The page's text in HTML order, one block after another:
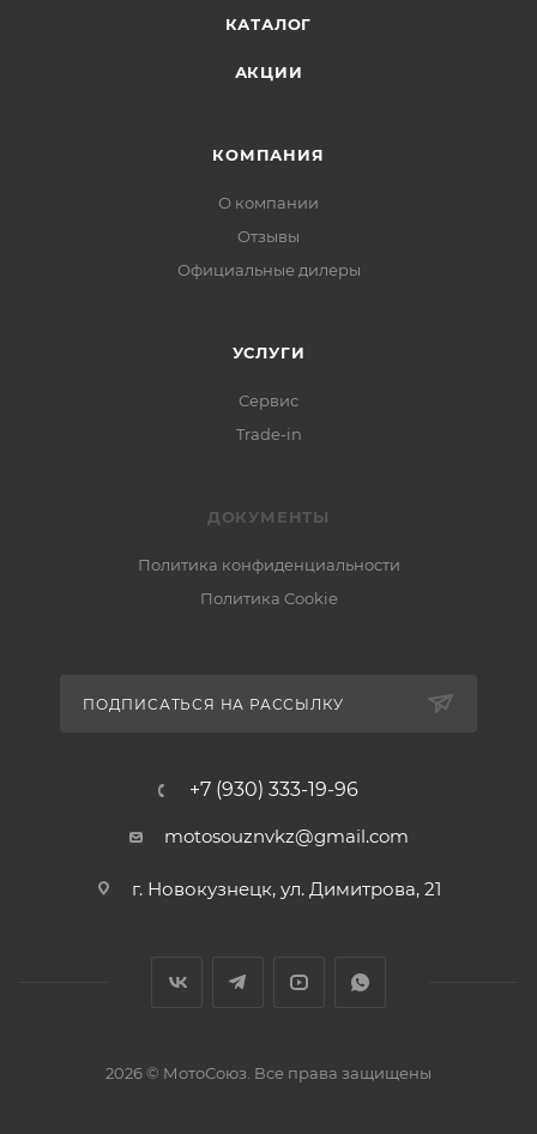
КАТАЛОГ
АКЦИИ
КОМПАНИЯ
О компании
Отзывы
Официальные дилеры
УСЛУГИ
Сервис
Trade-in
ДОКУМЕНТЫ
Политика конфиденциальности
Политика Cookie
ПОДПИСАТЬСЯ НА РАССЫЛКУ
+7 (930) 333-19-96
motosouznvkz@gmail.com
г. Новокузнецк, ул. Димитрова, 21
2026 © МотоСоюз. Все права защищены